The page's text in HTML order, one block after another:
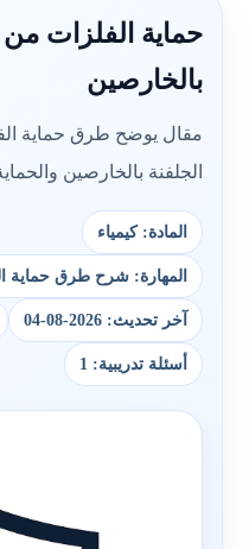
حماية الفلزات من
بالخارصين
مقال يوضح طرق حماية
الجلفنة بالخارصين
المادة: كيمياء
المهارة: شرح طرق حماية
آخر تحديث: 2026-08-04
أسئلة تدريبية: 1